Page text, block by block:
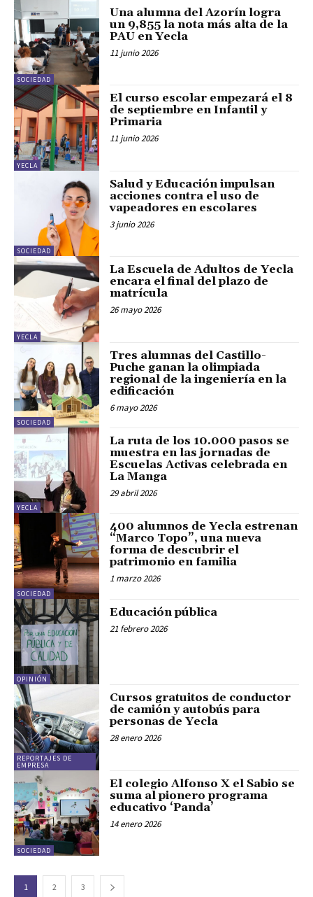
SOCIEDAD
Una alumna del Azorín logra
un 9,855 la nota más alta de la
PAU en Yecla
11 junio 2026
YECLA
El curso escolar empezará el 8
de septiembre en Infantil y
Primaria
11 junio 2026
SOCIEDAD
Salud y Educación impulsan
acciones contra el uso de
vapeadores en escolares
3 junio 2026
YECLA
La Escuela de Adultos de Yecla
encara el final del plazo de
matrícula
26 mayo 2026
SOCIEDAD
Tres alumnas del Castillo-
Puche ganan la olimpiada
regional de la ingeniería en la
edificación
6 mayo 2026
YECLA
La ruta de los 10.000 pasos se
muestra en las jornadas de
Escuelas Activas celebrada en
La Manga
29 abril 2026
SOCIEDAD
400 alumnos de Yecla estrenan
“Marco Topo”, una nueva
forma de descubrir el
patrimonio en familia
1 marzo 2026
OPINIÓN
Educación pública
21 febrero 2026
REPORTAJES DE
EMPRESA
Cursos gratuitos de conductor
de camión y autobús para
personas de Yecla
28 enero 2026
SOCIEDAD
El colegio Alfonso X el Sabio se
suma al pionero programa
educativo ‘Panda’
14 enero 2026
1 2 3